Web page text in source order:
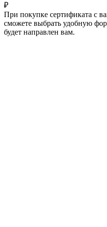
₽
При покупке сертификата с
сможете выбрать удобную
будет направлен вам.